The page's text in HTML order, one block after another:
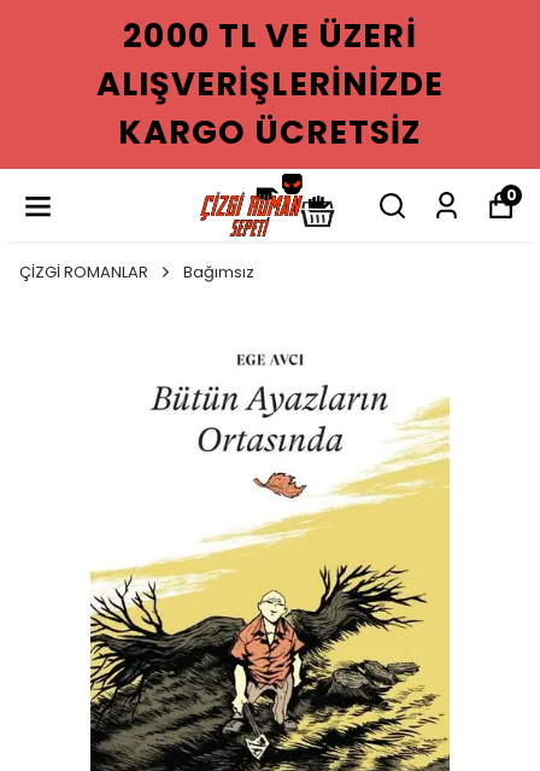
2000 TL VE ÜZERI
ALIŞVERIŞLERINIZDE
KARGO ÜCRETSIZ
0
ÇİZGİ ROMANLAR Bağımsız